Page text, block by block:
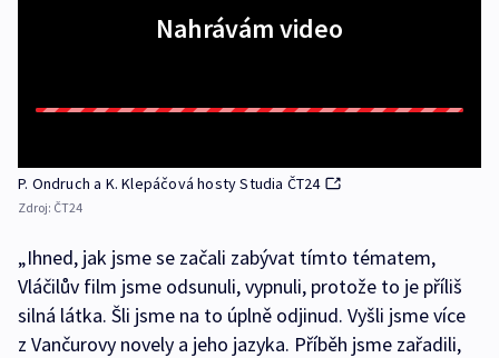
Nahrávám video
P. Ondruch a K. Klepáčová hosty Studia ČT24
Zdroj: ČT24
„Ihned, jak jsme se začali zabývat tímto tématem,
Vláčilův film jsme odsunuli, vypnuli, protože to je příliš
silná látka. Šli jsme na to úplně odjinud. Vyšli jsme více
z Vančurovy novely a jeho jazyka. Příběh jsme zařadili,